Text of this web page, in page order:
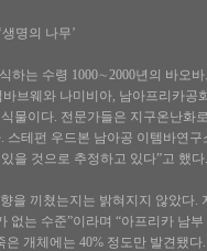
명의 나무’
하는 수령 1000∼2000년의 바오
브웨와 나미비아, 남아프리카공
물이다. 전문가들은 지구온난화
테펀 우드본 남아공 이템바연구
을 것으로 추정하고 있다”고 했다.
끼쳤는지는 밝혀지지 않았다.
는 수준”이라며 “아프리카 남
개체에는 40% 정도만 발견됐다